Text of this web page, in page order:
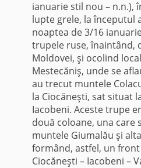
ianuarie stil nou – n.n.),
lupte grele, la începutul
noaptea de 3/16
trupele ruse, înaintând,
Moldovei, şi ocolind
Mestecăniş, unde se
au trecut muntele
la Ciocăneşti, sat situat
Iacobeni. Aceste trupe
două coloane, una care
muntele Giumalău şi
formând, astfel, un
Ciocăneşti – Iacobeni –